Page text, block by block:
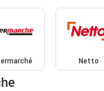
Netto